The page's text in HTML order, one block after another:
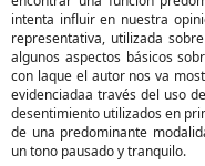
intenta influir en nuestra
representativa, utilizada
algunos aspectos básicos
con laque el autor nos va
evidenciadaa través del uso
desentimiento utilizados en
de una predominante
un tono pausado y tranquilo.